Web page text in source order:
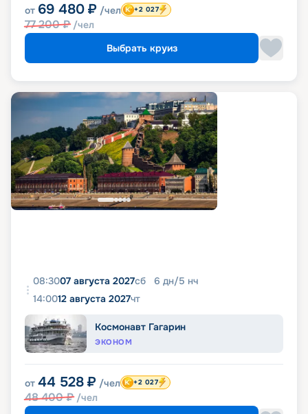
от 69 480 ₽ /чел
77 200₽ /чел
+2 027
Выбрать круиз
08:3007 августа 2027сб 6 дн/5 нч
14:0012 августа 2027чт
Космонавт Гагарин
ЭКОНОМ
от 44 528 ₽ /чел
48 400₽ /чел
+2 027